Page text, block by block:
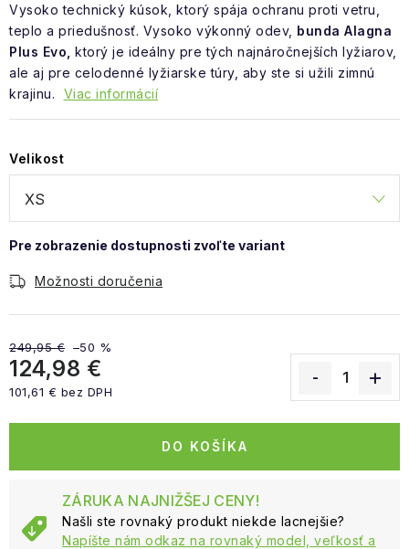
Vysoko technický kúsok, ktorý spája ochranu proti vetru,
teplo a priedušnosť. Vysoko výkonný odev, bunda Alagna
Plus Evo, ktorý je ideálny pre tých najnáročnejších lyžiarov,
ale aj pre celodenné lyžiarske túry, aby ste si užili zimnú
krajinu.
Viac informácií
Velikost
Možnosti doručenia
249,95 € –50 %
124,98 €
101,61 € bez DPH
DO KOŠÍKA
ZÁRUKA NAJNIŽŠEJ CENY!
Našli ste rovnaký produkt niekde lacnejšie?
Napíšte nám odkaz na rovnaký model, veľkosť a